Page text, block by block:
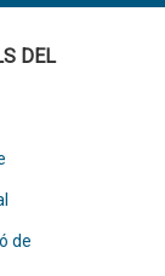
DEL
de